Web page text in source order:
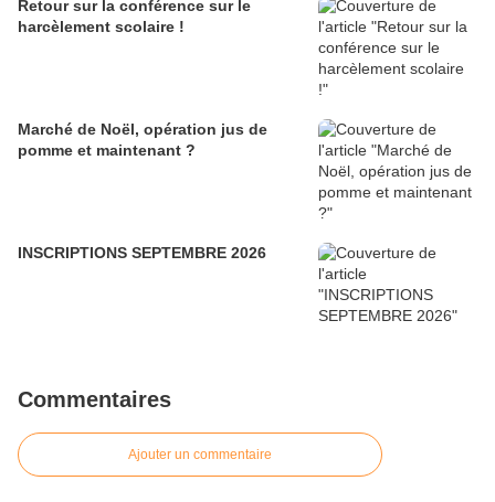
Retour sur la conférence sur le
harcèlement scolaire !
Marché de Noël, opération jus de
pomme et maintenant ?
INSCRIPTIONS SEPTEMBRE 2026
Commentaires
Ajouter un commentaire